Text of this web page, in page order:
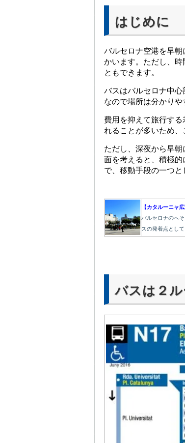
はじめに
バルセロナ空港を早
かいます。ただし、
ともできます。
バスはバルセロナ中
なので場所は分かりや
費用を抑えて旅行す
れることが多いため、
ただし、深夜から早
面を考えると、積極
で、移動手段の一つと
【カタルーニャ広
バルセロナのへ
スの発着点とし
バスは２ル